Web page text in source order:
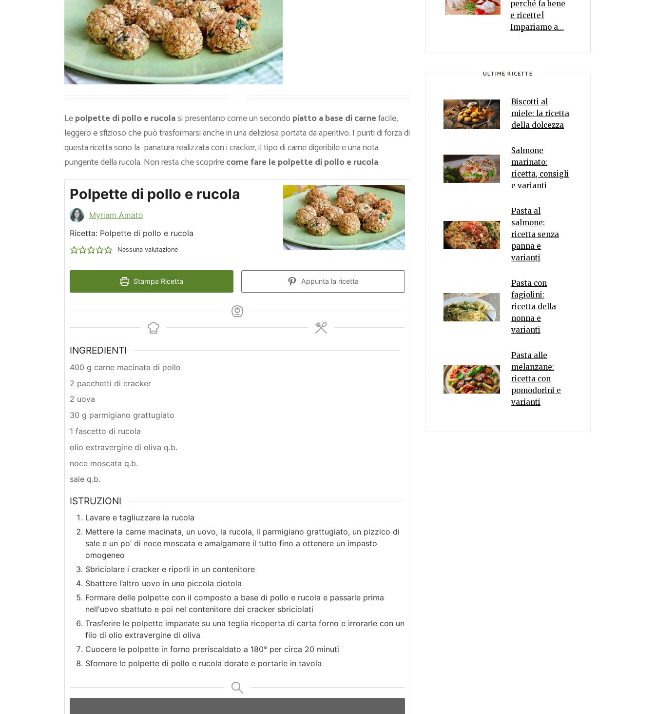
Ricette Piatti unici
Ricette Pesce
Video Ricette
Lepolpette di pollo e rucolasi presentano come un secondo piatto a base di carnefacile,
leggero e sfizioso che può trasformarsi anche in una deliziosa portata da aperitivo. I punti di forza di
questa ricetta sono la panatura realizzata con i cracker, il tipo di carne digeribile e una nota
pungente della rucola. Non resta che scoprirecome fare le polpette di pollo e rucola.
Polpette di pollo e rucola
Myriam Amato
Ricetta: Polpette di pollo e rucola
Nessuna valutazione
Stampa Ricetta Appunta la ricetta
INGREDIENTI
400 g carne macinata di pollo
2 pacchetti di cracker
2 uova
30 g parmigiano grattugiato
1 fascetto di rucola
olio extravergine di oliva q.b.
noce moscata q.b.
sale q.b.
ISTRUZIONI
Lavare e tagliuzzare la rucola
Mettere la carne macinata, un uovo, la rucola, il parmigiano grattugiato, un pizzico di
sale e un po’ di noce moscata e amalgamare il tutto fino a ottenere un impasto
omogeneo
Sbriciolare i cracker e riporli in un contenitore
Sbattere l’altro uovo in una piccola ciotola
Formare delle polpette con il composto a base di pollo e rucola e passarle prima
nell'uovo sbattuto e poi nel contenitore dei cracker sbriciolati
Trasferire le polpette impanate su una teglia ricoperta di carta forno e irrorarle con un
filo di olio extravergine di oliva
Cuocere le polpette in forno preriscaldato a 180° per circa 20 minuti
Sfornare le polpette di pollo e rucola dorate e portarle in tavola
perché fa bene
e ricette|
Impariamo a…
ULTIME RICETTE
Biscotti al
miele: la ricetta
della dolcezza
Salmone
marinato:
ricetta, consigli
e varianti
Pasta al
salmone:
ricetta senza
panna e
varianti
Pasta con
fagiolini:
ricetta della
nonna e
varianti
Pasta alle
melanzane:
ricetta con
pomodorini e
varianti